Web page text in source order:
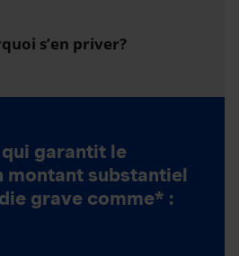
s’en priver?
garantit le
montant substantiel
grave comme* :